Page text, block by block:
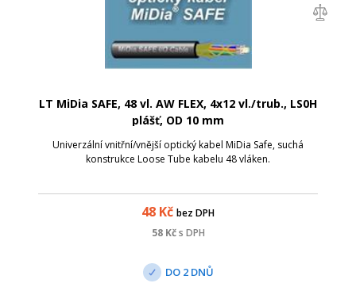
LT MiDia SAFE, 48 vl. AW FLEX, 4x12 vl./trub., LS0H
plášť, OD 10 mm
Univerzální vnitřní/vnější optický kabel MiDia Safe, suchá
konstrukce Loose Tube kabelu 48 vláken.
48 Kč bez DPH
58Kč s DPH
DO 2 DNŮ